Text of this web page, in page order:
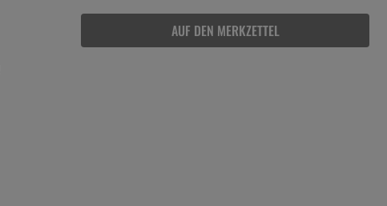
AUF DEN MERKZETTEL